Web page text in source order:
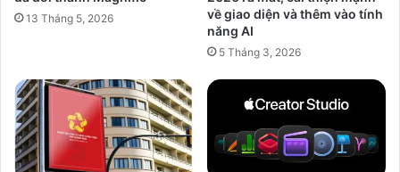
13 Tháng 5, 2026
về giao diện và thêm vào tính
năng AI
5 Tháng 3, 2026